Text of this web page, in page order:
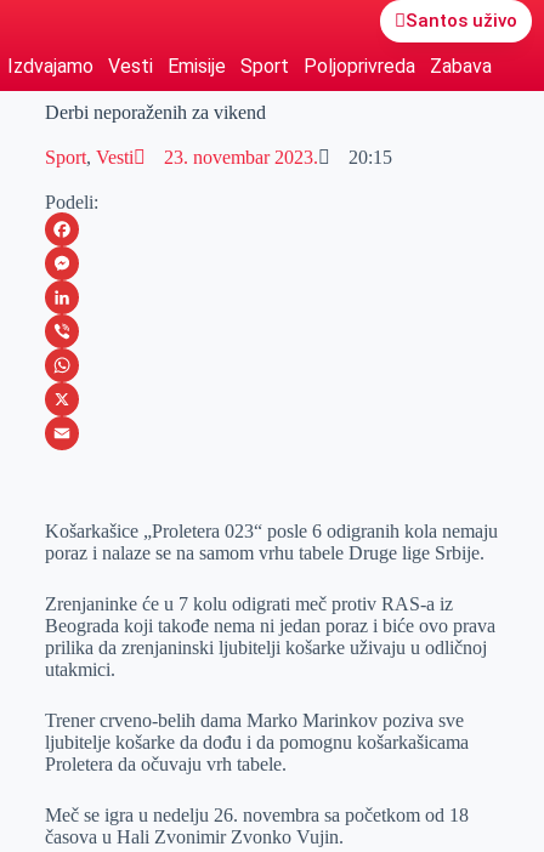
Santos uživo
Izdvajamo Vesti Emisije Sport Poljoprivreda Zabava
Derbi neporaženih za vikend
Sport, Vesti 23. novembar 2023. 20:15
Podeli:
F
a
c
e
b
o
M
e
s
s
e
e
r
L
i
n
k
I
n
V
i
b
W
h
s
A
p
p
X
a
i
l
Košarkašice „Proletera 023“ posle 6 odigranih kola nemaju
poraz i nalaze se na samom vrhu tabele Druge lige Srbije.
Zrenjaninke će u 7 kolu odigrati meč protiv RAS-a iz
Beograda koji takođe nema ni jedan poraz i biće ovo prava
prilika da zrenjaninski ljubitelji košarke uživaju u odličnoj
utakmici.
Trener crveno-belih dama Marko Marinkov poziva sve
ljubitelje košarke da dođu i da pomognu košarkašicama
Proletera da očuvaju vrh tabele.
Meč se igra u nedelju 26. novembra sa početkom od 18
časova u Hali Zvonimir Zvonko Vujin.